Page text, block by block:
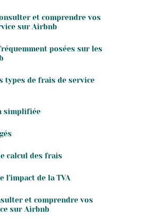
et comprendre vos
sur Airbnb
posées sur les
types de frais de service
simplifiée
calcul des frais
l’impact de la TVA
et comprendre vos
sur Airbnb